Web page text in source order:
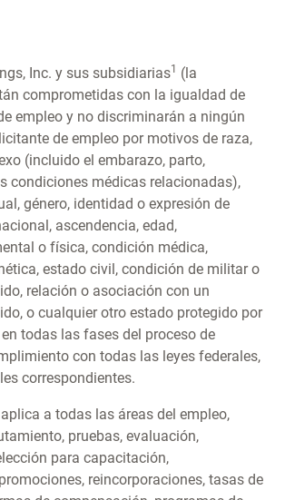
Inc. y sus subsidiarias1
(la
comprometidas con la igualdad de
empleo y no discriminarán a ningún
de empleo por motivos de raza,
(incluido el embarazo, parto,
condiciones médicas relacionadas),
género, identidad o expresión de
ascendencia, edad,
o física, condición médica,
estado civil, condición de militar o
relación o asociación con un
o cualquier otro estado protegido por
todas las fases del proceso de
con todas las leyes federales,
correspondientes.
a todas las áreas del empleo,
pruebas, evaluación,
para capacitación,
reincorporaciones, tasas de